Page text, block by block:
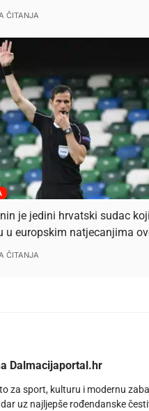
ČITANJA
je jedini hrvatski sudac
u europskim natjecanjima
ČITANJA
Dalmacijaportal.hr
za sport, kulturu i modernu
uz najljepše rođendanske